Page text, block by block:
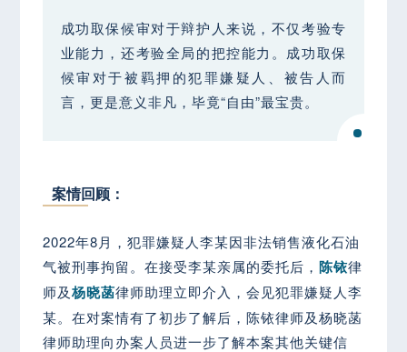
成功取保候审对于辩护人来说，不仅考验专
业能力，还考验全局的把控能力。成功取保
候审对于被羁押的犯罪嫌疑人、被告人而
言，更是意义非凡，毕竟“自由”最宝贵。
案情回顾：
2022年8月，犯罪嫌疑人李某因非法销售液化石油
气被刑事拘留。在接受李某亲属的委托后，陈铱律
师及杨晓菡律师助理立即介入，会见犯罪嫌疑人李
某。在对案情有了初步了解后，陈铱律师及杨晓菡
律师助理向办案人员进一步了解本案其他关键信